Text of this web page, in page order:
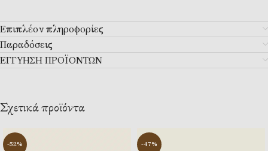
Επιπλέον πληροφορίες
Παραδόσεις
ΕΓΓΥΗΣΗ ΠΡΟΪΟΝΤΩΝ
Σχετικά προϊόντα
-52% -47%